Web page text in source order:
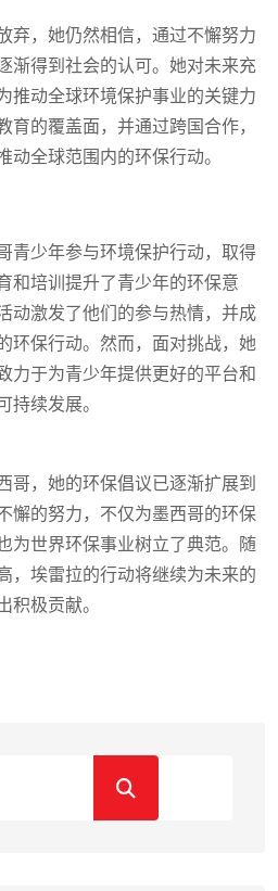
弃，她仍然相信，通过不懈努力
渐得到社会的认可。她对未来充
推动全球环境保护事业的关键力
育的覆盖面，并通过跨国合作，
全球范围内的环保行动。
青少年参与环境保护行动，取得
和培训提升了青少年的环保意
动激发了他们的参与热情，并成
环保行动。然而，面对挑战，她
力于为青少年提供更好的平台和
持续发展。
哥，她的环保倡议已逐渐扩展到
懈的努力，不仅为墨西哥的环保
为世界环保事业树立了典范。随
，埃雷拉的行动将继续为未来的
积极贡献。